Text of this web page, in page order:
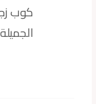
كوب
الجميلة